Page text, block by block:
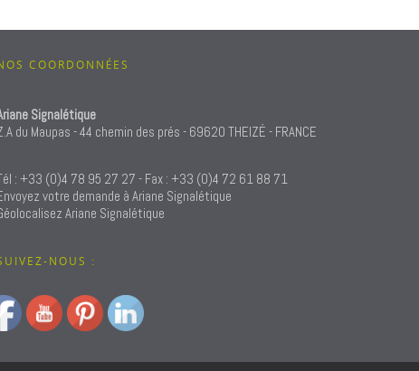
COORDONNÉES
Signalétique
du Maupas - 44 chemin des prés - 69620 THEIZÉ - FRANCE
: +33 (0)4 78 95 27 27 - Fax : +33 (0)4 72 61 88 71
votre demande à Ariane Signalétique
Ariane Signalétique
NOUS :